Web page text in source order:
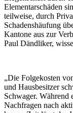
Elementarschäden
teilweise, durch
Schadenshäufung
Kantone aus zur
Paul Dändliker,
„Die Folgekosten
und Hausbesitzer
Schwager. Während
Nachfragen nach